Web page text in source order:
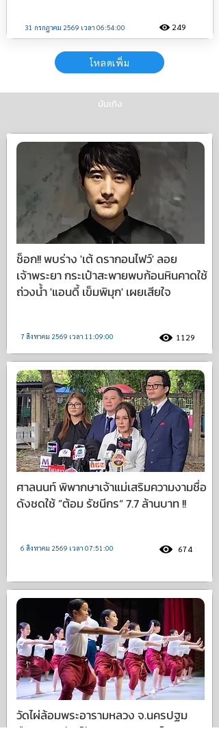
31 กรกฎาคม 2569 เวลา 06:54:00 249
โหลดเพิ่ม
บันเทิง
ช็อก!! พบร่าง 'เต้ ดรากอนไฟว์' ลอย
เจ้าพระยา กระเป๋าสะพายพบก้อนหินคาดใช้
ถ่วงน้ำ 'แอนดี้ เข็มพิมุก' เผยเสียใจ
7 สิงหาคม 2569 เวลา 11:09:00 1129
ศาลนนท์ พิพากษาเจ้าแม่เสริมความงามชื่อ
ดังชดใช้ ”ต้อม รัชนีกร“ 7.7 ล้านบาท !!
6 สิงหาคม 2569 เวลา 07:51:00 674
วัดไผ่ล้อมพระอารามหลวง จ.นครปฐม
สืบสานอนุรักษ์วัฒนธรรมมรดกไทย เปิด